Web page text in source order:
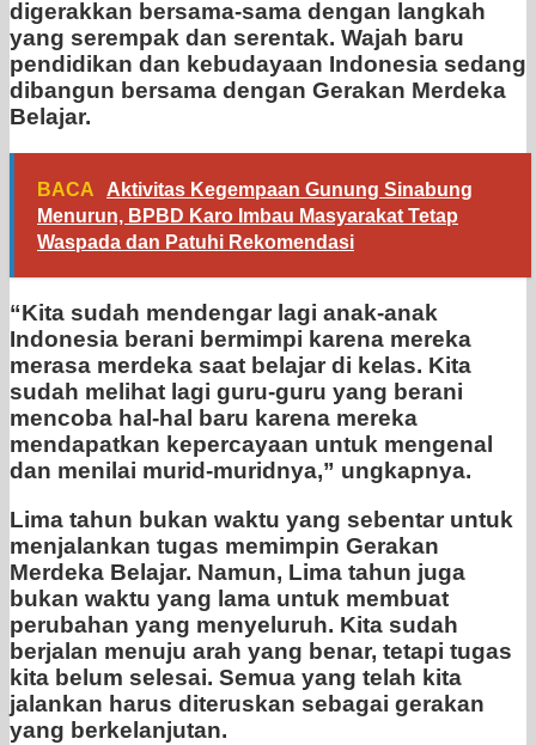
digerakkan bersama-sama dengan langkah
yang serempak dan serentak. Wajah baru
pendidikan dan kebudayaan Indonesia sedang
dibangun bersama dengan Gerakan Merdeka
Belajar.
BACA
Aktivitas Kegempaan Gunung Sinabung
Menurun, BPBD Karo Imbau Masyarakat Tetap
Waspada dan Patuhi Rekomendasi
“Kita sudah mendengar lagi anak-anak
Indonesia berani bermimpi karena mereka
merasa merdeka saat belajar di kelas. Kita
sudah melihat lagi guru-guru yang berani
mencoba hal-hal baru karena mereka
mendapatkan kepercayaan untuk mengenal
dan menilai murid-muridnya,” ungkapnya.
Lima tahun bukan waktu yang sebentar untuk
menjalankan tugas memimpin Gerakan
Merdeka Belajar. Namun, Lima tahun juga
bukan waktu yang lama untuk membuat
perubahan yang menyeluruh. Kita sudah
berjalan menuju arah yang benar, tetapi tugas
kita belum selesai. Semua yang telah kita
jalankan harus diteruskan sebagai gerakan
yang berkelanjutan.